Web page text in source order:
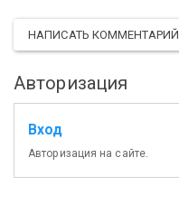
НАПИСАТЬ КОММЕНТАРИЙ
Авторизация
Вход
Авторизация на сайте.